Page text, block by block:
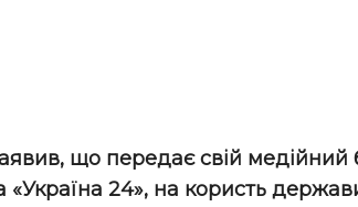
що передає свій медійний
«Україна 24», на користь